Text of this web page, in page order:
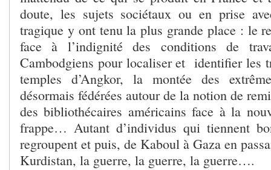
doute, les sujets sociétaux ou en prise
tragique y ont tenu la plus grande place : le
face à l’indignité des conditions de
Cambodgiens pour localiser et identifier les
temples d’Angkor, la montée des
désormais fédérées autour de la notion de
des bibliothécaires américains face à la
frappe… Autant d’individus qui tiennent
regroupent et puis, de Kaboul à Gaza en
Kurdistan, la guerre, la guerre, la guerre….